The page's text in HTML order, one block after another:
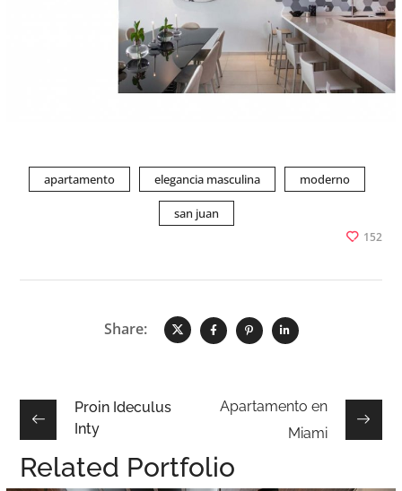
apartamento elegancia masculina moderno
san juan
152
Share:
Proin Ideculus
Inty
Apartamento en
Miami
Related Portfolio